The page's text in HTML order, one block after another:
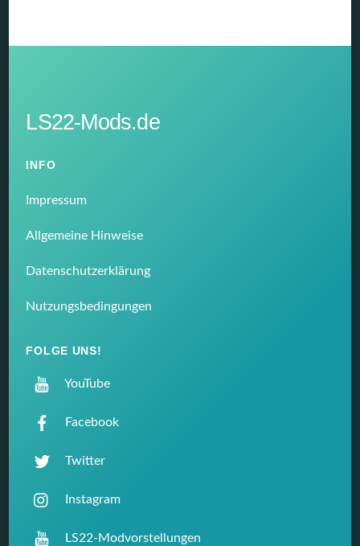
LS22-Mods.de
INFO
Impressum
Allgemeine Hinweise
Datenschutzerklärung
Nutzungsbedingungen
FOLGE UNS!
YouTube
Facebook
Twitter
Instagram
LS22-Modvorstellungen